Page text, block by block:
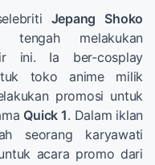
Jepang
Shoko
tengah melakukan
ini. Ia ber-cosplay
toko anime milik
promosi untuk
Quick 1. Dalam iklan
seorang karyawati
acara promo dari